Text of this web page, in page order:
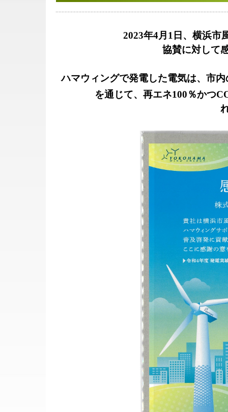
2023年4月1日、横浜市
協賛に対して
ハマウィングで発電した電気は、市
を通じて、再エネ100％かつ